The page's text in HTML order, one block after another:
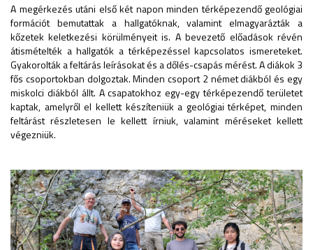
A megérkezés utáni első két napon minden térképezendő geológiai
formációt bemutattak a hallgatóknak, valamint elmagyarázták a
kőzetek keletkezési körülményeit is. A bevezető előadások révén
átismételték a hallgatók a térképezéssel kapcsolatos ismereteket.
Gyakorolták a feltárás leírásokat és a dőlés-csapás mérést. A diákok 3
fős csoportokban dolgoztak. Minden csoport 2 német diákból és egy
miskolci diákból állt. A csapatokhoz egy-egy térképezendő területet
kaptak, amelyről el kellett készíteniük a geológiai térképet, minden
feltárást részletesen le kellett írniuk, valamint méréseket kellett
végezniük.